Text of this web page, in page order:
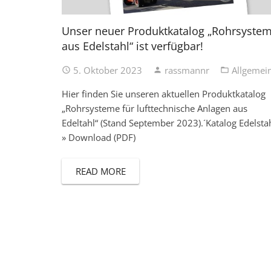
Unser neuer Produktkatalog
aus Edelstahl“ ist verfügbar!
access_time 5. Oktober 2023 person rassmannr folder_open
Hier finden Sie unseren aktuellen Produktkatalog
„Rohrsysteme für lufttechnische Anlagen aus
Edeltahl“ (Stand September 2023).´Katalog
» Download (PDF)
READ MORE